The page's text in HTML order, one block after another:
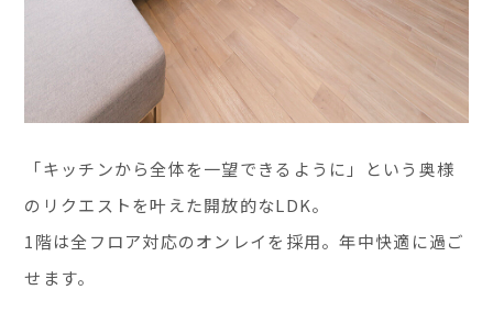
「キッチンから全体を一望できるように」という奥様
のリクエストを叶えた開放的なLDK。
1階は全フロア対応のオンレイを採用。年中快適に過ご
せます。